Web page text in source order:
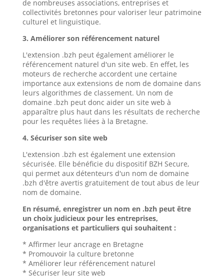
de nombreuses associations, entreprises et
collectivités bretonnes pour valoriser leur patrimoine
culturel et linguistique.
3. Améliorer son référencement naturel
L'extension .bzh peut également améliorer le
référencement naturel d'un site web. En effet, les
moteurs de recherche accordent une certaine
importance aux extensions de nom de domaine dans
leurs algorithmes de classement. Un nom de
domaine .bzh peut donc aider un site web à
apparaître plus haut dans les résultats de recherche
pour les requêtes liées à la Bretagne.
4. Sécuriser son site web
L'extension .bzh est également une extension
sécurisée. Elle bénéficie du dispositif BZH Secure,
qui permet aux détenteurs d'un nom de domaine
.bzh d'être avertis gratuitement de tout abus de leur
nom de domaine.
En résumé, enregistrer un nom en .bzh peut être
un choix judicieux pour les entreprises,
organisations et particuliers qui souhaitent :
* Affirmer leur ancrage en Bretagne
* Promouvoir la culture bretonne
* Améliorer leur référencement naturel
* Sécuriser leur site web